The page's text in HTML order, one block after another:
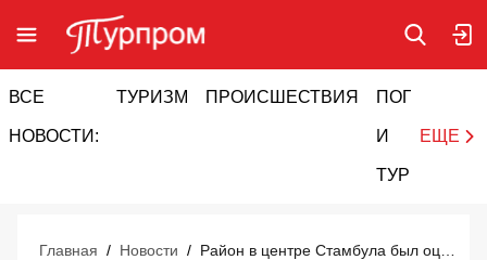
ВСЕ
НОВОСТИ:
ТУРИЗМ ПРОИСШЕСТВИЯ ПОГОДА
И
ТУРИЗМ
ЕЩЕ
Главная / Новости /